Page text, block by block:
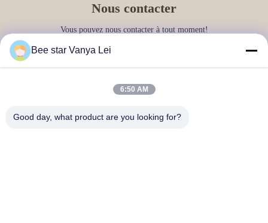
Nous contacter
Vous pouvez nous contacter à tout moment!
Bee star Vanya Lei
6:50 AM
Good day, what product are you looking for?